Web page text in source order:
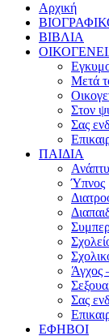
Αρχική
ΒΙΒΛΙΑ
Μετά
Στον
Σας
ΠΑΙΔΙΑ
Ύπνος
Άγχος
Σας
ΕΦΗΒΟΙ